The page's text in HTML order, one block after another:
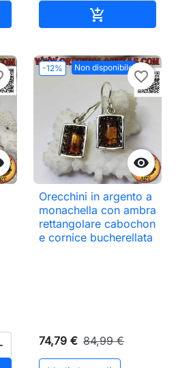

-12% Non disponibile

favorite_border
Orecchini in argento a
monachella con ambra
rettangolare cabochon
e cornice bucherellata
74,79 € 84,99 €